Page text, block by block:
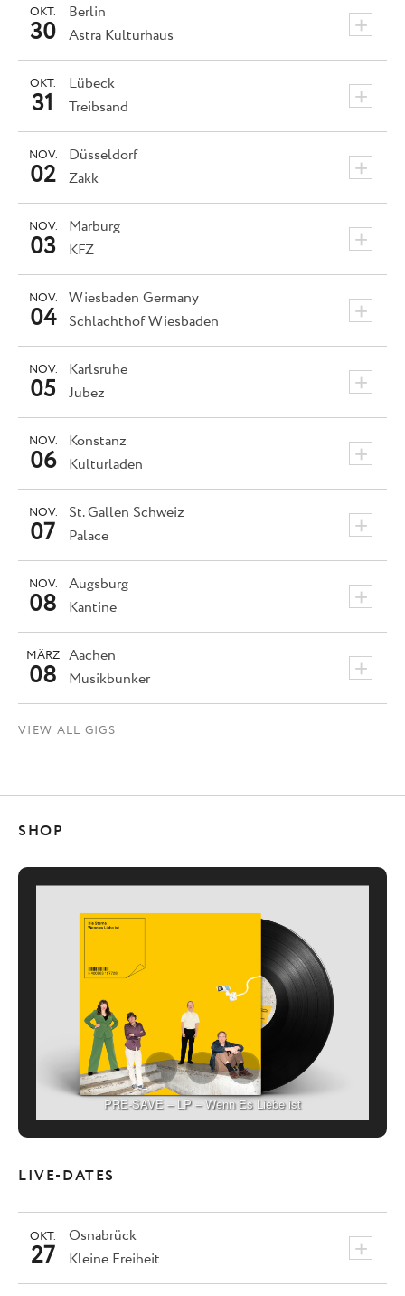
Berlin +
OKT.
30 Astra Kulturhaus
Lübeck +
OKT.
31 Treibsand
Düsseldorf +
NOV.
02 Zakk
Marburg +
NOV.
03 KFZ
Wiesbaden Germany +
NOV.
04 Schlachthof Wiesbaden
Karlsruhe +
NOV.
05 Jubez
Konstanz +
NOV.
06 Kulturladen
St. Gallen Schweiz +
NOV.
07 Palace
Augsburg +
NOV.
08 Kantine
Aachen +
MÄRZ
08 Musikbunker
VIEW ALL GIGS
SHOP
PRE-SAVE – LP – Wenn Es Liebe ist
LIVE-DATES
Osnabrück +
OKT.
27 Kleine Freiheit